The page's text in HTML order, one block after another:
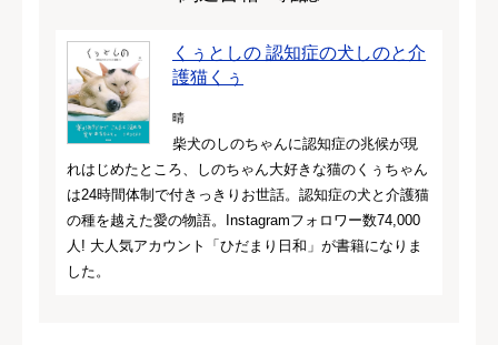
くぅとしの 認知症の犬しのと介
護猫くぅ
晴
柴犬のしのちゃんに認知症の兆候が現
れはじめたところ、しのちゃん大好きな猫のくぅちゃん
は24時間体制で付きっきりお世話。認知症の犬と介護猫
の種を越えた愛の物語。Instagramフォロワー数74,000
人! 大人気アカウント「ひだまり日和」が書籍になりま
した。